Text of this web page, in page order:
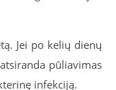
Jei po kelių dienų
pūliavimas
infekciją.